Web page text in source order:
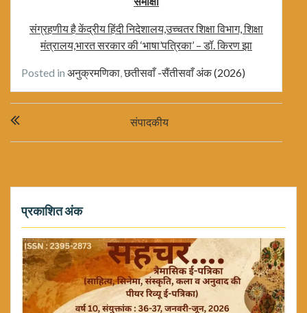
संग्रहणीय है केंद्रीय हिंदी निदेशालय,उच्चतर शिक्षा विभाग, शिक्षा
मंत्रालय,भारत सरकार की ‘भाषा’पत्रिका’ – डॉ. किरण झा
Posted in अनुक्रमणिका ,छतीसवाँ -सैंतीसवाँ अंक (2026)
navigation
संपादकीय
प्रकाशित अंक